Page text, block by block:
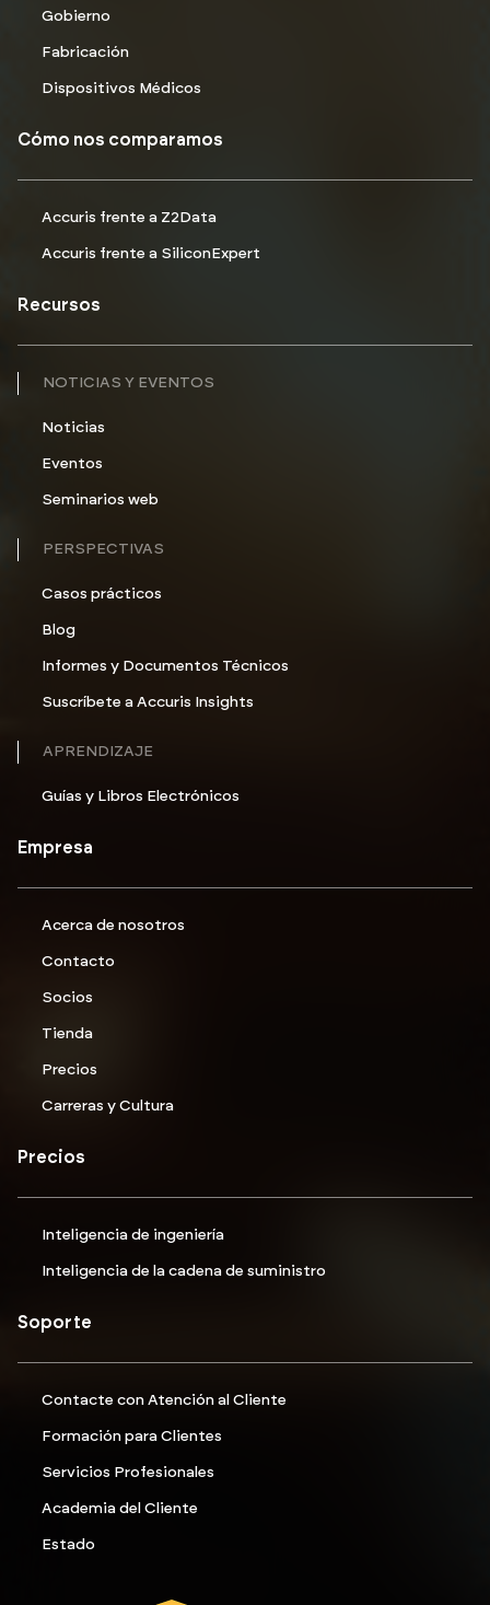
Gobierno
Fabricación
Dispositivos Médicos
Cómo nos comparamos
Accuris frente a Z2Data
Accuris frente a SiliconExpert
Recursos
NOTICIAS Y EVENTOS
Noticias
Eventos
Seminarios web
PERSPECTIVAS
Casos prácticos
Blog
Informes y Documentos Técnicos
Suscríbete a Accuris Insights
APRENDIZAJE
Guías y Libros Electrónicos
Empresa
Acerca de nosotros
Contacto
Socios
Tienda
Precios
Carreras y Cultura
Precios
Inteligencia de ingeniería
Inteligencia de la cadena de suministro
Soporte
Contacte con Atención al Cliente
Formación para Clientes
Servicios Profesionales
Academia del Cliente
Estado